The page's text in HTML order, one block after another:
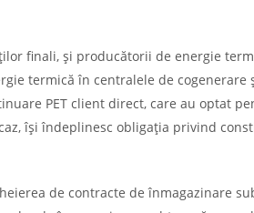
finali, şi producătorii de energie
termică în centralele de cogenerare
PET client direct, care au optat
îşi îndeplinesc obligaţia privind
de contracte de înmagazinare